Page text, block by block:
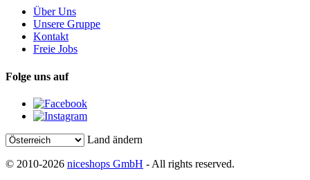
Über Uns
Unsere Gruppe
Kontakt
Freie Jobs
Folge uns auf
Land ändern
© 2010-2026 niceshops GmbH - All rights reserved.